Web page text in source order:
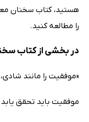
را مطالعه کنید.
در بخشی از کتاب
«موفقیت را مانند
موفقیت باید تحقق